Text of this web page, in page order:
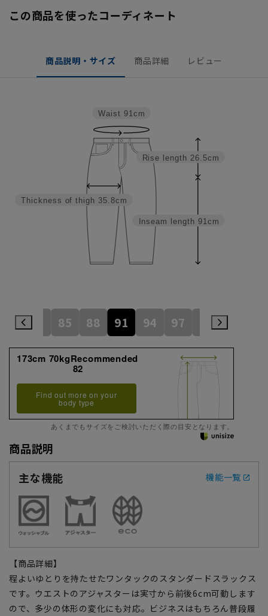
この商品を使ったコーディネート
商品説明・サイズ 商品詳細 レビュー
Inseam length 91cm
Rise length 26.5cm
Thickness of thigh 35.8cm
Waist 91cm
82 85 88 91 94 97 100
173cm 70kgRecommended
82
Find out more on your
body type
あくまでもサイズをご検討いただく際の目安となります。
商品説明
主な機能
機能一覧
【商品詳細】
程よいゆとりを持たせたワンタックのスタンダードスラックス
です。ウエストのアジャスターは実寸から前後6cm可動します
ので、多少の体形の変化にも対応。ビジネスはもちろん普段履